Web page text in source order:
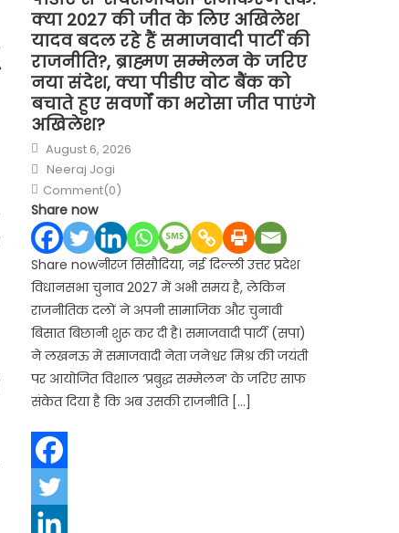
क्या 2027 की जीत के लिए अखिलेश
यादव बदल रहे हैं समाजवादी पार्टी की
राजनीति?, ब्राह्मण सम्मेलन के जरिए
नया संदेश, क्या पीडीए वोट बैंक को
बचाते हुए सवर्णों का भरोसा जीत पाएंगे
अखिलेश?
Posted
on
August 6, 2026
Author
Neeraj Jogi
Comment(0)
Share now
Share nowनीरज सिसौदिया, नई दिल्ली उत्तर प्रदेश
विधानसभा चुनाव 2027 में अभी समय है, लेकिन
राजनीतिक दलों ने अपनी सामाजिक और चुनावी
बिसात बिछानी शुरू कर दी है। समाजवादी पार्टी (सपा)
ने लखनऊ में समाजवादी नेता जनेश्वर मिश्र की जयंती
पर आयोजित विशाल ‘प्रबुद्ध सम्मेलन’ के जरिए साफ
संकेत दिया है कि अब उसकी राजनीति […]